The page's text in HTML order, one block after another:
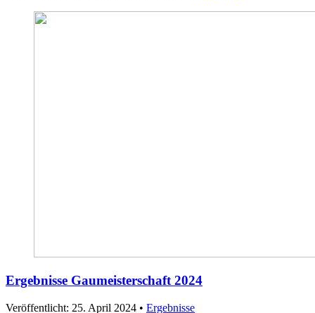
Ergebnisse Gaumeisterschaft 2024
Veröffentlicht: 25. April 2024 • Ergebnisse